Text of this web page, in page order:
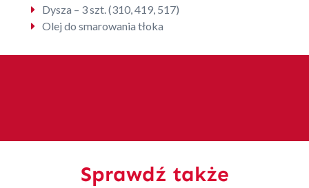
Dysza – 3 szt. (310, 419, 517)
Olej do smarowania tłoka
Sprawdź także